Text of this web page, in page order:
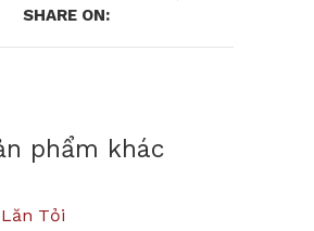
SHARE ON:
phẩm khác